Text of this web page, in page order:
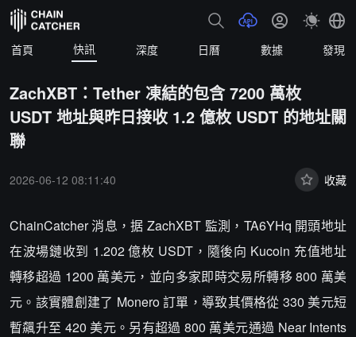
首頁 快訊 深度 日曆 數據 發現
ZachXBT：Tether 凍結的包含 7200 萬枚
USDT 地址與昨日接收 1.2 億枚 USDT 的地址關
聯
2026-06-12 08:11:40 收藏
ChainCatcher 消息，据 ZachXBT 監測，TA6YHq 開頭地址
在波場鏈收到 1.202 億枚 USDT，隨後向 Kucoin 充值地址
轉移超過 1200 萬美元，並向多家即時交易所轉移 800 萬美
元。該實體創建了 Monero 訂單，導致其價格從 330 美元短
暫飆升至 420 美元。另有超過 800 萬美元通過 Near Intents